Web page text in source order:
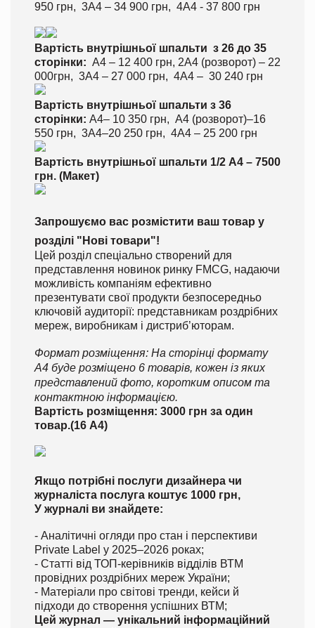
950 грн, 3А4 – 34 900 грн, 4А4 - 37 800 грн
Вартість внутрішньої шпальти з 26 до 35
сторінки: А4 – 12 400 грн, 2А4 (розворот) – 22
000грн, 3А4 – 27 000 грн, 4А4 – 30 240 грн
Вартість внутрішньої шпальти з 36
сторінки: А4– 10 350 грн, А4 (розворот)–16
550 грн, 3А4–20 250 грн, 4А4 – 25 200 грн
Вартість внутрішньої шпальти 1/2 А4 – 7500
грн. (Макет)
Запрошуємо вас розмістити ваш товар у
розділі "Нові товари"!
Цей розділ спеціально створений для
представлення новинок ринку FMCG, надаючи
можливість компаніям ефективно
презентувати свої продукти безпосередньо
ключовій аудиторії: представникам роздрібних
мереж, виробникам і дистриб’юторам.
Формат розміщення: На сторінці формату
А4 буде розміщено 6 товарів, кожен із яких
представлений фото, коротким описом та
контактною інформацією.
Вартість розміщення: 3000 грн за один
товар.(16 А4)
Якщо потрібні послуги дизайнера чи
журналіста послуга коштує 1000 грн,
У журналі ви знайдете:
- Аналітичні огляди про стан і перспективи
Private Label у 2025–2026 роках;
- Статті від ТОП-керівників відділів ВТМ
провідних роздрібних мереж України;
- Матеріали про світові тренди, кейси й
підходи до створення успішних ВТМ;
Цей журнал — унікальний інформаційний